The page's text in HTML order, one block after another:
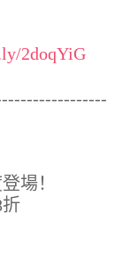
2doqYiG
場！